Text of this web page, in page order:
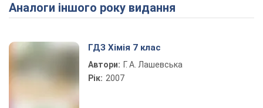
Play Video
Аналоги іншого року видання
ГДЗ Хімія 7 клас
Автори: Г. А. Лашевська
Рік: 2007